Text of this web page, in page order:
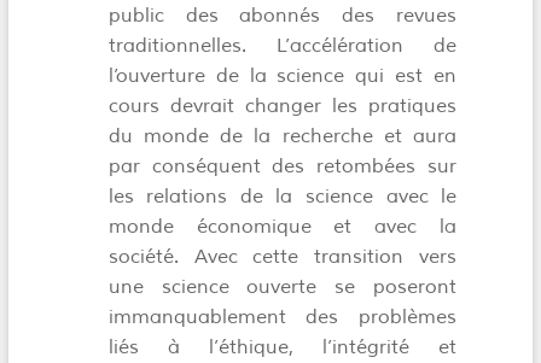
public des abonnés des revues
traditionnelles. L’accélération de
l’ouverture de la science qui est en
cours devrait changer les pratiques
du monde de la recherche et aura
par conséquent des retombées sur
les relations de la science avec le
monde économique et avec la
société. Avec cette transition vers
une science ouverte se poseront
immanquablement des problèmes
liés à l’éthique, l’intégrité et